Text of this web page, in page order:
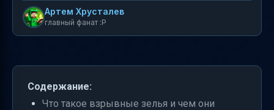
Артем Хрусталев
главный фанат :P
Содержание:
Что такое взрывные зелья и чем они